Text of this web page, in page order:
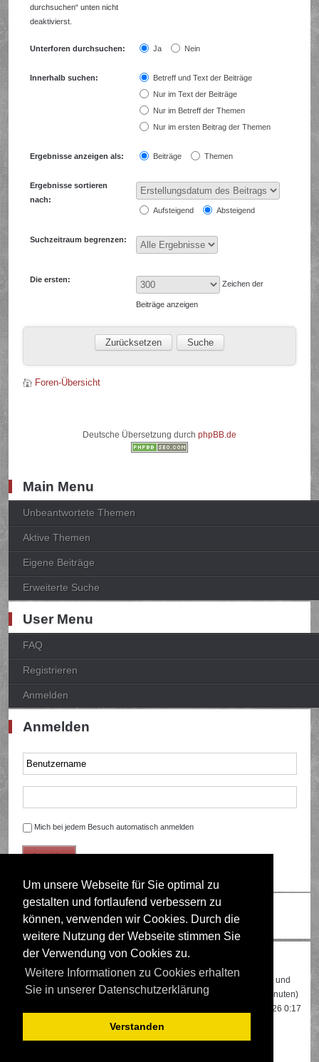
Um unsere Webseite für Sie optimal zu
gestalten und fortlaufend verbessern zu
können, verwenden wir Cookies. Durch die
weitere Nutzung der Webseite stimmen Sie
der Verwendung von Cookies zu.
Weitere Informationen zu Cookies erhalten
Sie in unserer Datenschutzerklärung
Verstanden
durchsuchen“ unten nicht
deaktivierst.
Unterforen durchsuchen: Ja Nein
Innerhalb suchen:
Betreff und Text der Beiträge
Nur im Text der Beiträge
Nur im Betreff der Themen
Nur im ersten Beitrag der Themen
Ergebnisse anzeigen als: Beiträge Themen
Ergebnisse sortieren
nach:
Aufsteigend
Absteigend
Suchzeitraum begrenzen:
Die ersten:
Zeichen der
Beiträge anzeigen
Foren-Übersicht
Deutsche Übersetzung durch phpBB.de
Main Menu
Unbeantwortete Themen
Aktive Themen
Eigene Beiträge
Erweiterte Suche
User Menu
FAQ
Registrieren
Anmelden
Anmelden
Mich bei jedem Besuch automatisch anmelden
Ändere Schriftgröße
Wer ist online?
Insgesamt sind538Besucher online: 3 registrierte, 0 unsichtbare und
535 Gäste (basierend auf den aktiven Besuchern der letzten 5 Minuten)
Besuchern, die am 13.04.2026 0:17
gleichzeitig online waren.